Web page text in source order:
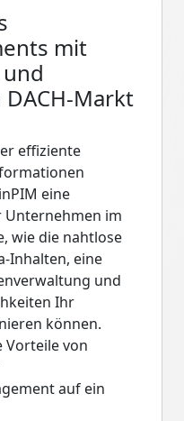
mit
Markt
effiziente
eine
im
wie die nahtlose
Inhalten, eine
und
Ihr
können.
Vorteile von
auf ein